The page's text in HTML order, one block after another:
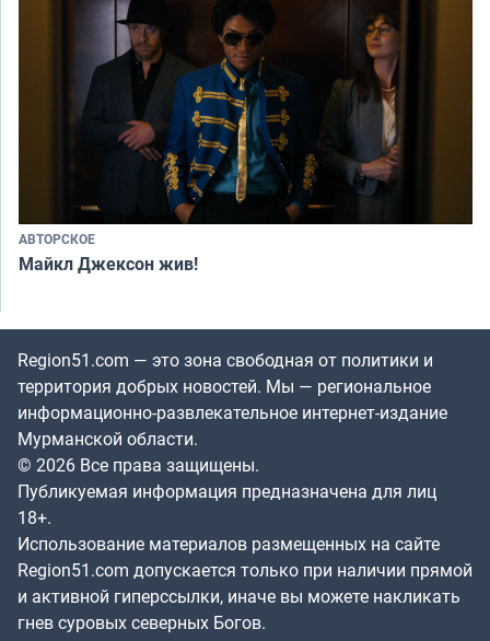
АВТОРСКОЕ
Майкл Джексон жив!
Region51.com — это зона свободная от политики и
территория добрых новостей. Мы — региональное
информационно-развлекательное интернет-издание
Мурманской области.
© 2026 Все права защищены.
Публикуемая информация предназначена для лиц
18+.
Использование материалов размещенных на сайте
Region51.com допускается только при наличии прямой
и активной гиперссылки, иначе вы можете накликать
гнев суровых северных Богов.